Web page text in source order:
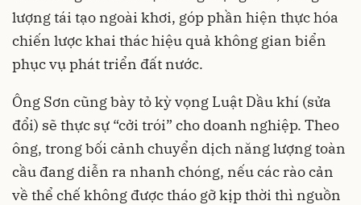
lượng tái tạo ngoài khơi, góp phần hiện thực hóa
chiến lược khai thác hiệu quả không gian biển
phục vụ phát triển đất nước.
Ông Sơn cũng bày tỏ kỳ vọng Luật Dầu khí (sửa
đổi) sẽ thực sự “cởi trói” cho doanh nghiệp. Theo
ông, trong bối cảnh chuyển dịch năng lượng toàn
cầu đang diễn ra nhanh chóng, nếu các rào cản
về thể chế không được tháo gỡ kịp thời thì nguồn